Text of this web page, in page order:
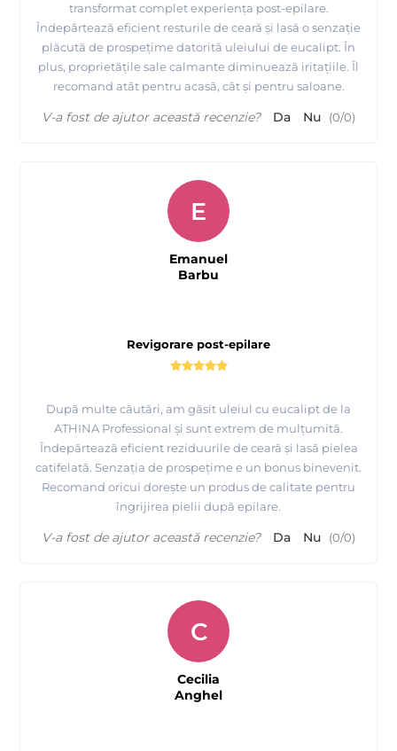
transformat complet experiența post-epilare.
Îndepărtează eficient resturile de ceară și lasă o senzație
plăcută de prospețime datorită uleiului de eucalipt. În
plus, proprietățile sale calmante diminuează iritațiile. Îl
recomand atât pentru acasă, cât și pentru saloane.
V-a fost de ajutor această recenzie? Da Nu (0/0)
Revigorare post-epilare
După multe căutări, am găsit uleiul cu eucalipt de la
ATHINA Professional și sunt extrem de mulțumită.
Îndepărtează eficient reziduurile de ceară și lasă pielea
catifelată. Senzația de prospețime e un bonus binevenit.
Recomand oricui dorește un produs de calitate pentru
îngrijirea pielii după epilare.
E
Emanuel
Barbu
V-a fost de ajutor această recenzie? Da Nu (0/0)
C
Cecilia
Anghel